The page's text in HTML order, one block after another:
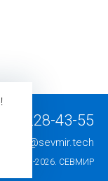
228-43-55
info@sevmir.tech
© 2008-2026. СЕВМИР